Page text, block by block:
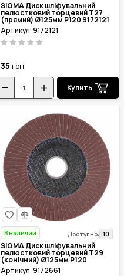
SIGMA Диск шліфувальний
пелюстковий торцевий Т27
(прямий) Ø125мм P120 9172121
Артикул: 9172121
35 грн
Купить
В наличии Доступно: 10
SIGMA Диск шліфувальний
пелюстковий торцевий Т29
(конічний) Ø125мм P120
9172661
Артикул: 9172661